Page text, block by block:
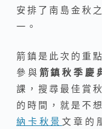
安排了南島金秋
一。
箭鎮是此次的重
參與 箭鎮秋季慶
課，搜尋最佳賞
的時間，就是不
納卡秋景文章的